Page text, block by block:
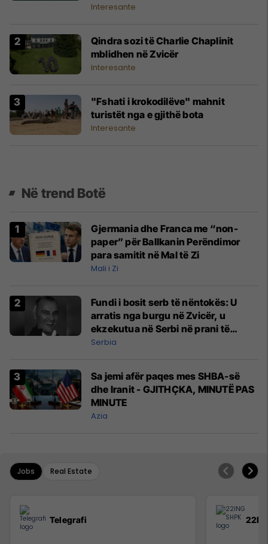
Interesante
Qindra sozi të Charlie Chaplinit
mblidhen në Zvicër
Interesante
"Fshati i krokodilëve" mahnit
turistët nga e gjithë bota
Interesante
Në trend Botë
Gjermania dhe Franca me “non-
paper” për Ballkanin Perëndimor
para samitit në Mal të Zi
Mali i Zi
Fundi i bosit serb të nëntokës: U
arratis nga burgu në Zvicër, u
ekzekutua në Serbi në prani të
shefit të policisë
Serbia
Sa jemi afër paqes mes SHBA-së
dhe Iranit - GJITHÇKA, MINUTË PAS
MINUTE
Azia
Jobs Real Estate
Telegrafi